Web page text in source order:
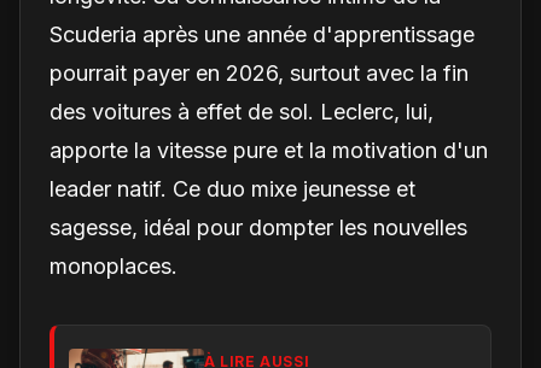
Scuderia après une année d'apprentissage
pourrait payer en 2026, surtout avec la fin
des voitures à effet de sol. Leclerc, lui,
apporte la vitesse pure et la motivation d'un
leader natif. Ce duo mixe jeunesse et
sagesse, idéal pour dompter les nouvelles
monoplaces.
À LIRE AUSSI